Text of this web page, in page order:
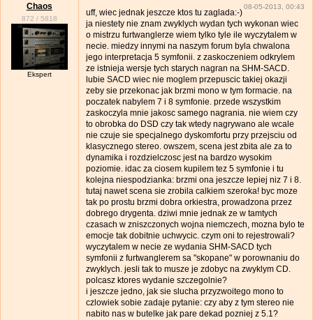
Chaos
872 / 5818
Ekspert
08-05-2013, 00:43
uff, wiec jednak jeszcze ktos tu zaglada:-)
ja niestety nie znam zwyklych wydan tych wykonan wiec
o mistrzu furtwanglerze wiem tylko tyle ile wyczytalem w
necie. miedzy innymi na naszym forum byla chwalona
jego interpretacja 5 symfonii. z zaskoczeniem odkrylem
ze istnieja wersje tych starych nagran na SHM-SACD.
lubie SACD wiec nie moglem przepuscic takiej okazji
zeby sie przekonac jak brzmi mono w tym formacie. na
poczatek nabylem 7 i 8 symfonie. przede wszystkim
zaskoczyla mnie jakosc samego nagrania. nie wiem czy
to obrobka do DSD czy tak wtedy nagrywano ale wcale
nie czuje sie specjalnego dyskomfortu przy przejsciu od
klasycznego stereo. owszem, scena jest zbita ale za to
dynamika i rozdzielczosc jest na bardzo wysokim
poziomie. idac za ciosem kupilem tez 5 symfonie i tu
kolejna niespodzianka: brzmi ona jeszcze lepiej niz 7 i 8.
tutaj nawet scena sie zrobila calkiem szeroka! byc moze
tak po prostu brzmi dobra orkiestra, prowadzona przez
dobrego drygenta. dziwi mnie jednak ze w tamtych
czasach w zniszczonych wojna niemczech, mozna bylo te
emocje tak dobitnie uchwycic. czym oni to rejestrowali?
wyczytalem w necie ze wydania SHM-SACD tych
symfonii z furtwanglerem sa "skopane" w porownaniu do
zwyklych. jesli tak to musze je zdobyc na zwyklym CD.
polcasz ktores wydanie szczegolnie?
i jeszcze jedno, jak sie slucha przyzwoitego mono to
czlowiek sobie zadaje pytanie: czy aby z tym stereo nie
nabito nas w butelke jak pare dekad pozniej z 5.1?